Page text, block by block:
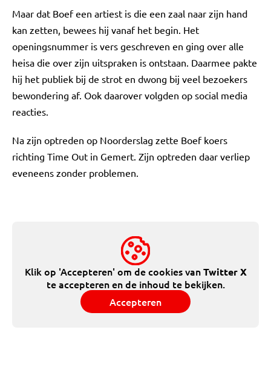
Maar dat Boef een artiest is die een zaal naar zijn hand
kan zetten, bewees hij vanaf het begin. Het
openingsnummer is vers geschreven en ging over alle
heisa die over zijn uitspraken is ontstaan. Daarmee pakte
hij het publiek bij de strot en dwong bij veel bezoekers
bewondering af. Ook daarover volgden op social media
reacties.
Na zijn optreden op Noorderslag zette Boef koers
richting Time Out in Gemert. Zijn optreden daar verliep
eveneens zonder problemen.
Klik op 'Accepteren' om de cookies vanTwitter X
te accepteren en de inhoud te bekijken.
Accepteren